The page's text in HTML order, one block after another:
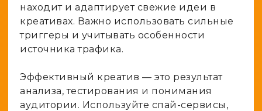
находит и адаптирует свежие идеи в
креативах. Важно использовать сильные
триггеры и учитывать особенности
источника трафика.
Эффективный креатив — это результат
анализа, тестирования и понимания
аудитории. Используйте спай-сервисы,